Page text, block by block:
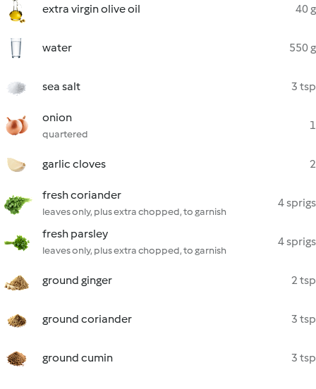
extra virgin olive oil 40 g
water 550 g
sea salt 3 tsp
onion
quartered
1
garlic cloves 2
fresh coriander
leaves only, plus extra chopped, to garnish
4 sprigs
fresh parsley
leaves only, plus extra chopped, to garnish
4 sprigs
ground ginger 2 tsp
ground coriander 3 tsp
ground cumin 3 tsp